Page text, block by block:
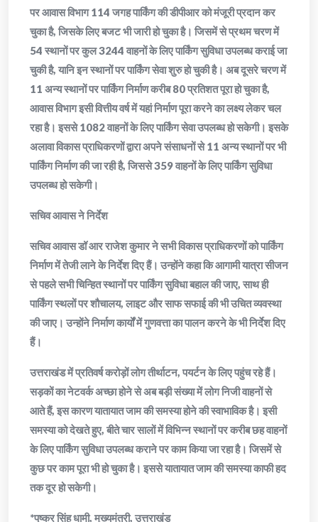
पर आवास विभाग 114 जगह पार्किंग की डीपीआर को मंजूरी प्रदान कर
चुका है, जिसके लिए बजट भी जारी हो चुका है। जिसमें से प्रथम चरण में
54 स्थानों पर कुल 3244 वाहनों के लिए पार्किंग सुविधा उपलब्ध कराई जा
चुकी है, यानि इन स्थानों पर पार्किंग सेवा शुरु हो चुकी है। अब दूसरे चरण में
11 अन्य स्थानों पर पार्किंग निर्माण करीब 80 प्रतिशत पूरा हो चुका है,
आवास विभाग इसी वित्तीय वर्ष में यहां निर्माण पूरा करने का लक्ष्य लेकर चल
रहा है। इससे 1082 वाहनों के लिए पार्किंग सेवा उपलब्ध हो सकेगी। इसके
अलावा विकास प्राधिकरणों द्वारा अपने संसाधनों से 11 अन्य स्थानों पर भी
पार्किंग निर्माण की जा रही है, जिससे 359 वाहनों के लिए पार्किंग सुविधा
उपलब्ध हो सकेगी।
सचिव आवास ने निर्देश
सचिव आवास डॉ आर राजेश कुमार ने सभी विकास प्राधिकरणों को पार्किंग
निर्माण में तेजी लाने के निर्देश दिए हैं। उन्होंने कहा कि आगामी यात्रा सीजन
से पहले सभी चिन्हित स्थानों पर पार्किंग सुविधा बहाल की जाए, साथ ही
पार्किंग स्थलों पर शौचालय, लाइट और साफ सफाई की भी उचित व्यवस्था
की जाए। उन्होंने निर्माण कार्यों में गुणवत्ता का पालन करने के भी निर्देश दिए
हैं।
उत्तराखंड में प्रतिवर्ष करोड़ों लोग तीर्थाटन, पयर्टन के लिए पहुंच रहे हैं।
सड़कों का नेटवर्क अच्छा होने से अब बड़ी संख्या में लोग निजी वाहनों से
आते हैं, इस कारण यातायात जाम की समस्या होने की स्वाभाविक है। इसी
समस्या को देखते हुए, बीते चार सालों में विभिन्न स्थानों पर करीब छह वाहनों
के लिए पार्किंग सुविधा उपलब्ध कराने पर काम किया जा रहा है। जिसमें से
कुछ पर काम पूरा भी हो चुका है। इससे यातायात जाम की समस्या काफी हद
तक दूर हो सकेगी।
*पुष्कर सिंह धामी, मुख्यमंत्री, उत्तराखंड